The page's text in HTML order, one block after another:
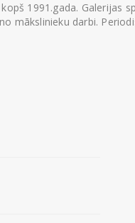
1991.gada. Galerijas
mākslinieku darbi.